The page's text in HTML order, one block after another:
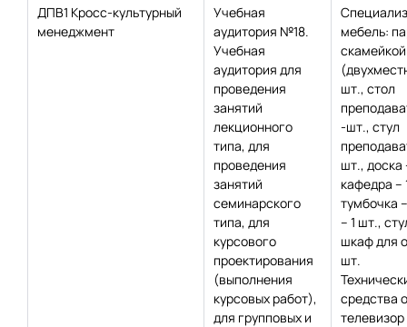
ДПВ1 Кросс-культурный
менеджмент
Учебная
аудитория №18.
Учебная
аудитория для
проведения
занятий
лекционного
типа, для
проведения
занятий
семинарского
типа, для
курсового
проектирования
(выполнения
курсовых работ),
для групповых и
мебель:
скамейкой
шт., стол
-шт., стул
шт., доска
кафедра –
тумбочка
– 1 шт.,
шкаф для
шт.
средства
телевизор